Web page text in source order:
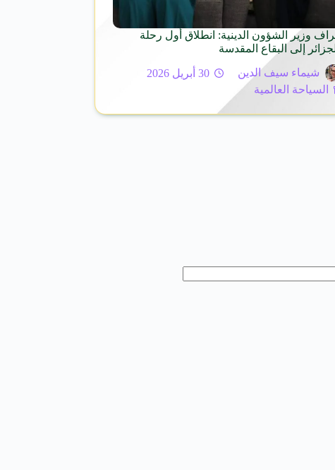
وزير الشؤون الدينية: انطلاق أول رحلة
إلى البقاع المقدسة
شيماء سيف الدين
30 أبريل 2026
السياحة العالمية